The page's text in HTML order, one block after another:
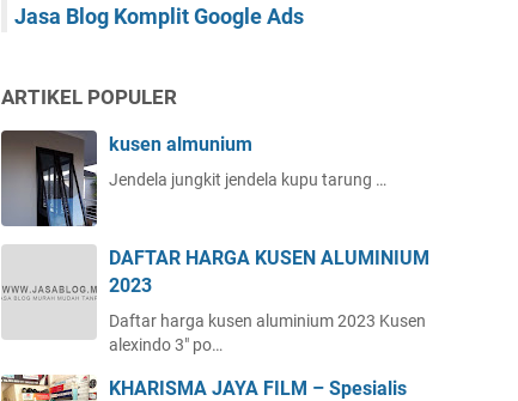
Jasa Blog Komplit Google Ads
ARTIKEL POPULER
kusen almunium
Jendela jungkit jendela kupu tarung …
DAFTAR HARGA KUSEN ALUMINIUM
2023
Daftar harga kusen aluminium 2023 Kusen
alexindo 3" po…
KHARISMA JAYA FILM – Spesialis